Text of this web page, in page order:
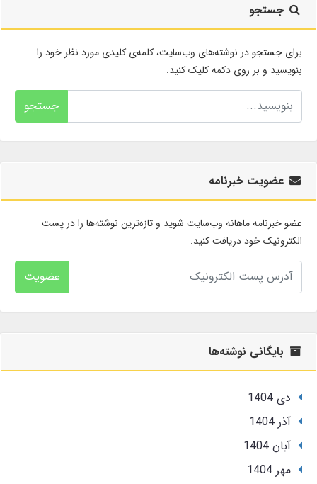
جستجو
برای جستجو در نوشته‌های وب‌سایت، کلمه‌ی کلیدی مورد نظر خود را
بنویسید و بر روی دکمه کلیک کنید.
جستجو
عضویت خبرنامه
عضو خبرنامه ماهانه وب‌سایت شوید و تازه‌ترین نوشته‌ها را در پست
الکترونیک خود دریافت کنید.
عضویت
بایگانی نوشته‌ها
دی 1404
آذر 1404
آبان 1404
مهر 1404